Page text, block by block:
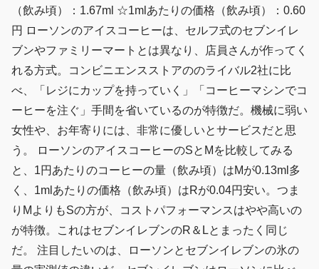
（飲み頃）：1.67ml ☆1mlあたりの価格（飲み頃）：0.60
円 ローソンのアイスコーヒーは、セルフ式のセブンイレ
ブンやファミリーマートとは異なり、店員さんが作ってく
れる方式。コンビニエンスストアののライバル2社に比
べ、「レジにカップを持っていく」「コーヒーマシンでコ
ーヒーを注ぐ」手間を省いているのが特徴だ。機械に弱い
女性や、お年寄りには、非常に優しいとサービスだと思
う。 ローソンのアイスコーヒーのSとMを比較してみる
と、1円あたりのコーヒーの量（飲み頃）はMが0.13ml多
く、1mlあたりの価格（飲み頃）はRが0.04円安い。つま
りMよりもSの方が、コストパフォーマンスはやや高いの
が特徴。これはセブンイレブンのR＆Lとまったく同じ
だ。 注目したいのは、ローソンとセブンイレブンの氷の